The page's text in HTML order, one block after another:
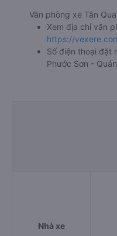
Văn phòng xe Tân
Xem địa chỉ văn
https://
Số điện thoại đặt
Phước Sơn -
Nhà xe